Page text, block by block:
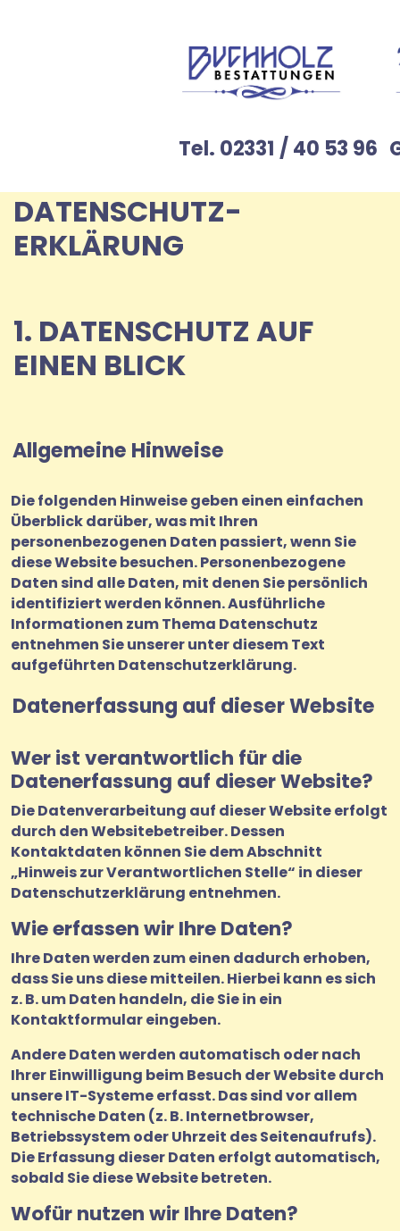
Tel. 02331 / 40 53 96
DATENSCHUTZ­
ERKLÄRUNG
1. DATENSCHUTZ AUF
EINEN BLICK
Allgemeine Hinweise
Die folgenden Hinweise geben einen einfachen
Überblick darüber, was mit Ihren
personenbezogenen Daten passiert, wenn Sie
diese Website besuchen. Personenbezogene
Daten sind alle Daten, mit denen Sie persönlich
identifiziert werden können. Ausführliche
Informationen zum Thema Datenschutz
entnehmen Sie unserer unter diesem Text
aufgeführten Datenschutzerklärung.
Datenerfassung auf dieser Website
Wer ist verantwortlich für die
Datenerfassung auf dieser Website?
Die Datenverarbeitung auf dieser Website erfolgt
durch den Websitebetreiber. Dessen
Kontaktdaten können Sie dem Abschnitt
„Hinweis zur Verantwortlichen Stelle“ in dieser
Datenschutzerklärung entnehmen.
Wie erfassen wir Ihre Daten?
Ihre Daten werden zum einen dadurch erhoben,
dass Sie uns diese mitteilen. Hierbei kann es sich
z. B. um Daten handeln, die Sie in ein
Kontaktformular eingeben.
Andere Daten werden automatisch oder nach
Ihrer Einwilligung beim Besuch der Website durch
unsere IT-Systeme erfasst. Das sind vor allem
technische Daten (z. B. Internetbrowser,
Betriebssystem oder Uhrzeit des Seitenaufrufs).
Die Erfassung dieser Daten erfolgt automatisch,
sobald Sie diese Website betreten.
Wofür nutzen wir Ihre Daten?